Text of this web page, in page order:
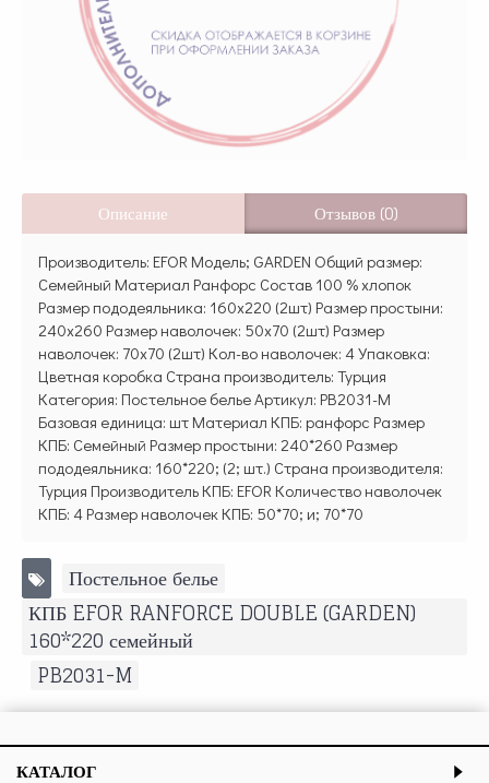
Описание Отзывов (0)
Производитель: EFOR Модель; GARDEN Общий размер:
Семейный Материал Ранфорс Состав 100 % хлопок
Размер пододеяльника: 160х220 (2шт) Размер простыни:
240х260 Размер наволочек: 50х70 (2шт) Размер
наволочек: 70х70 (2шт) Кол-во наволочек: 4 Упаковка:
Цветная коробка Страна производитель: Турция
Категория: Постельное белье Артикул: PB2031-M
Базовая единица: шт Материал КПБ: ранфорс Размер
КПБ: Семейный Размер простыни: 240*260 Размер
пододеяльника: 160*220; (2; шт.) Страна производителя:
Турция Производитель КПБ: EFOR Количество наволочек
КПБ: 4 Размер наволочек КПБ: 50*70; и; 70*70
Постельное белье
КПБ EFOR RANFORCE DOUBLE (GARDEN)
160*220 семейный
PB2031-M
КАТАЛОГ